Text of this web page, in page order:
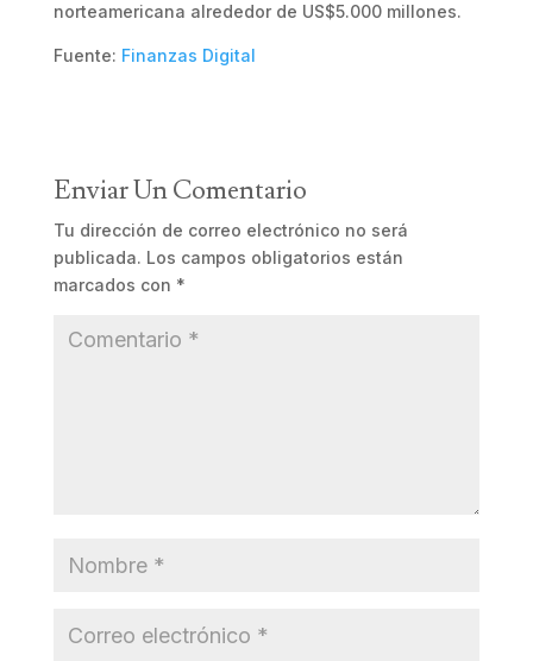
norteamericana alrededor de US$5.000 millones.
Fuente: Finanzas Digital
Enviar Un Comentario
Tu dirección de correo electrónico no será
publicada. Los campos obligatorios están
marcados con *